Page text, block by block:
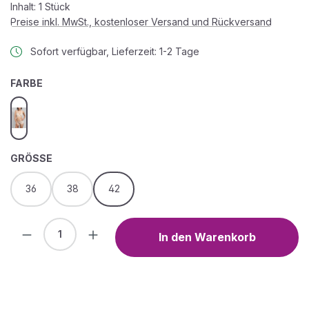
Inhalt: 1 Stück
Preise inkl. MwSt., kostenloser Versand und Rückversand
Sofort verfügbar, Lieferzeit: 1-2 Tage
FARBE
cassiopee silk
GRÖSSE
36 38 42
Produkt Anzahl: Gib den gewünschten
In den Warenkorb